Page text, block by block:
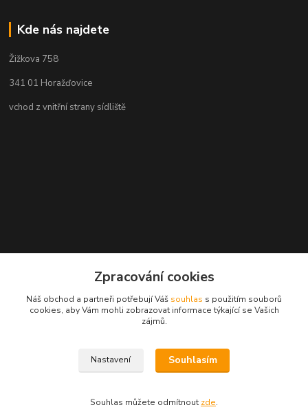
Kde nás najdete
Žižkova 758
341 01 Horažďovice
vchod z vnitřní strany sídliště
Zpracování cookies
Náš obchod a partneři potřebují Váš souhlas s použitím souborů
cookies, aby Vám mohli zobrazovat informace týkající se Vašich
zájmů.
Nastavení Souhlasím
Souhlas můžete odmítnout zde.